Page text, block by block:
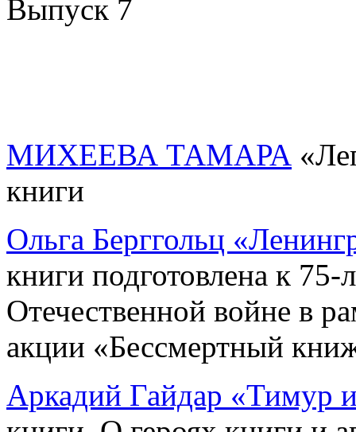
Выпуск 7
МИХЕЕВА ТАМАРА
книги
Ольга Берггольц
книги подготовлена к
Отечественной войне в
акции «Бессмертный
Аркадий Гайдар «Тимур